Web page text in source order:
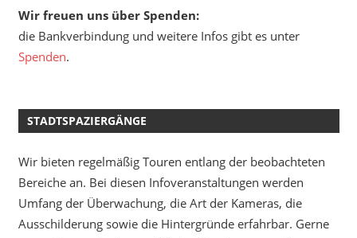
Wir freuen uns über Spenden:
die Bankverbindung und weitere Infos gibt es unter
Spenden.
STADTSPAZIERGÄNGE
Wir bieten regelmäßig Touren entlang der beobachteten
Bereiche an. Bei diesen Infoveranstaltungen werden
Umfang der Überwachung, die Art der Kameras, die
Ausschilderung sowie die Hintergründe erfahrbar. Gerne